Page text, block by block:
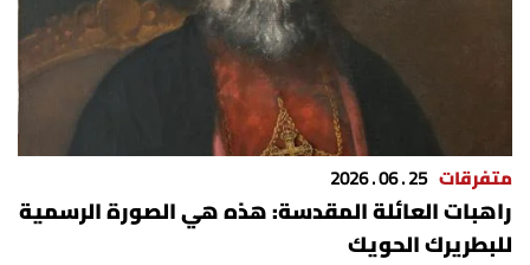
متفرقات 25 . 06 . 2026
راهبات العائلة المقدسة: هذه هي الصورة الرسمية
للبطريرك الحويك